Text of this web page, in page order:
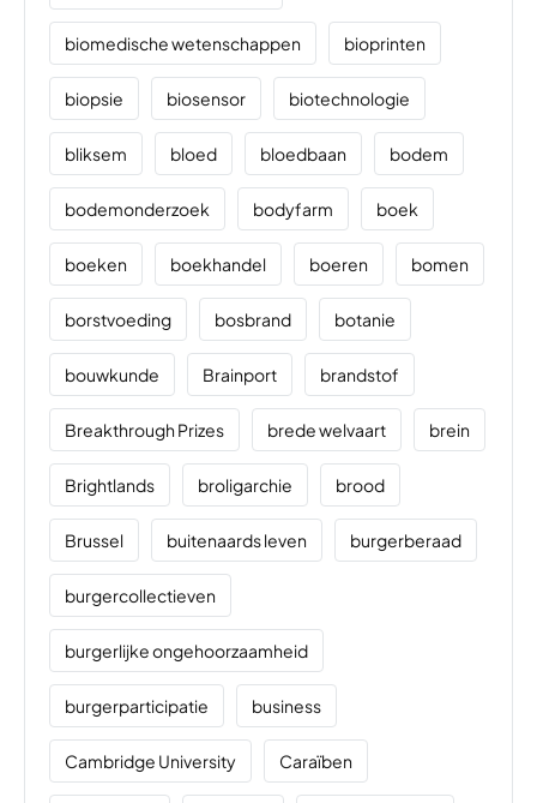
biomedische wetenschappen bioprinten
biopsie biosensor biotechnologie
bliksem bloed bloedbaan bodem
bodemonderzoek bodyfarm boek
boeken boekhandel boeren bomen
borstvoeding bosbrand botanie
bouwkunde Brainport brandstof
Breakthrough Prizes brede welvaart brein
Brightlands broligarchie brood
Brussel buitenaards leven burgerberaad
burgercollectieven
burgerlijke ongehoorzaamheid
burgerparticipatie business
Cambridge University Caraïben